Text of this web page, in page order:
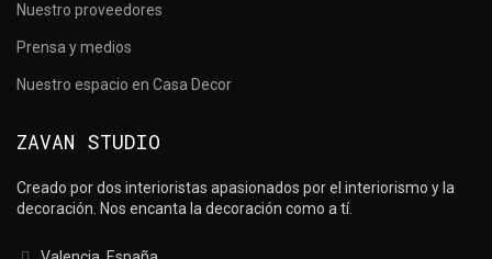
Nuestro proveedores
Prensa y medios
Nuestro espacio en Casa Decor
ZAVAN STUDIO
Creado por dos interioristas apasionados por el interiorismo y la
decoración. Nos encanta la decoración como a tí.